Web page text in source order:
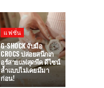
แฟชั่น
G-SHOCK จับมือ
CROCS ปล่อยสนีกเก
อร์สายแฟสุดพีค ดีไซน์
ล้ำแบบไม่เคยมีมา
ก่อน!